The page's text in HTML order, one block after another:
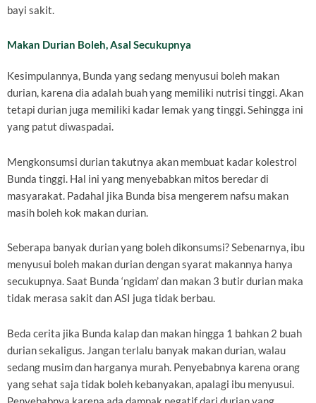
bayi sakit.
Makan Durian Boleh, Asal Secukupnya
Kesimpulannya, Bunda yang sedang menyusui boleh makan
durian, karena dia adalah buah yang memiliki nutrisi tinggi. Akan
tetapi durian juga memiliki kadar lemak yang tinggi. Sehingga ini
yang patut diwaspadai.
Mengkonsumsi durian takutnya akan membuat kadar kolestrol
Bunda tinggi. Hal ini yang menyebabkan mitos beredar di
masyarakat. Padahal jika Bunda bisa mengerem nafsu makan
masih boleh kok makan durian.
Seberapa banyak durian yang boleh dikonsumsi? Sebenarnya, ibu
menyusui boleh makan durian dengan syarat makannya hanya
secukupnya. Saat Bunda ‘ngidam’ dan makan 3 butir durian maka
tidak merasa sakit dan ASI juga tidak berbau.
Beda cerita jika Bunda kalap dan makan hingga 1 bahkan 2 buah
durian sekaligus. Jangan terlalu banyak makan durian, walau
sedang musim dan harganya murah. Penyebabnya karena orang
yang sehat saja tidak boleh kebanyakan, apalagi ibu menyusui.